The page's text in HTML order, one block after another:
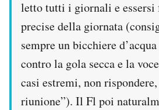
letto tutti i giornali e essersi
precise della giornata
sempre un bicchiere
contro la gola secca e la
casi estremi, non
riunione”). Il Fl poi